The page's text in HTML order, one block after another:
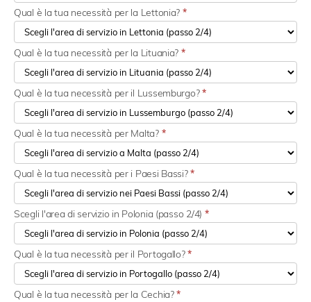
Qual è la tua necessità per la Lettonia? *
Qual è la tua necessità per la Lituania? *
Qual è la tua necessità per il Lussemburgo?*
Qual è la tua necessità per Malta? *
Qual è la tua necessità per i Paesi Bassi?*
Scegli l'area di servizio in Polonia (passo 2/4) *
Qual è la tua necessità per il Portogallo?*
Qual è la tua necessità per la Cechia?*